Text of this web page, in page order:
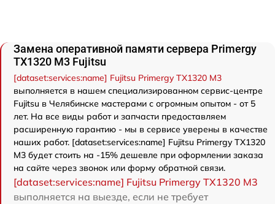
Замена оперативной памяти сервера Primergy
TX1320 M3 Fujitsu
[dataset:services:name] Fujitsu Primergy TX1320 M3
выполняется в нашем специализированном сервис-центре
Fujitsu в Челябинске мастерами с огромным опытом - от 5
лет. На все виды работ и запчасти предоставляем
расширенную гарантию - мы в сервисе уверены в качестве
наших работ. [dataset:services:name] Fujitsu Primergy TX1320
M3 будет стоить на -15% дешевле при оформлении заказа
на сайте через звонок или форму обратной связи.
[dataset:services:name] Fujitsu Primergy TX1320 M3
выполняется на выезде, если не требует